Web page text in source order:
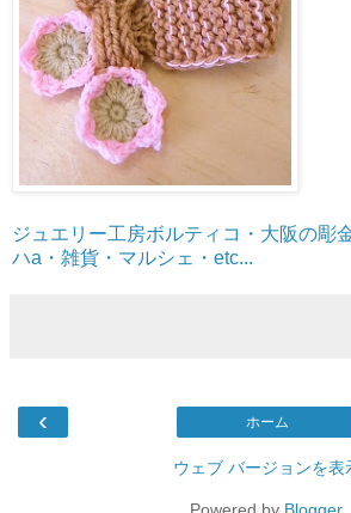
ジュエリー工房ボルティコ・大阪の彫
ハa・雑貨・マルシェ・etc...
‹ ホーム
ウェブ バージョンを表